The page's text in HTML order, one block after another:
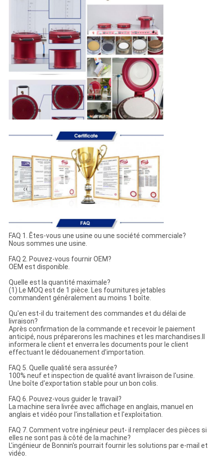
FAQ 1. Êtes-vous une usine ou une société commerciale?
Nous sommes une usine.
FAQ 2. Pouvez-vous fournir OEM?
OEM est disponible.
Quelle est la quantité maximale?
(1) Le MOQ est de 1 pièce. Les fournitures jetables
commandent généralement au moins 1 boîte.
Qu'en est-il du traitement des commandes et du délai de
livraison?
Après confirmation de la commande et recevoir le paiement
anticipé, nous préparerons les machines et les marchandises.Il
informera le client et enverra les documents pour le client
effectuant le dédouanement d'importation.
FAQ 5. Quelle qualité sera assurée?
100% neuf et inspection de qualité avant livraison de l'usine.
Une boîte d'exportation stable pour un bon colis.
FAQ 6. Pouvez-vous guider le travail?
La machine sera livrée avec affichage en anglais, manuel en
anglais et vidéo pour l'installation et l'exploitation.
FAQ 7. Comment votre ingénieur peut- il remplacer des pièces si
elles ne sont pas à côté de la machine?
L'ingénieur de Bonnin's pourrait fournir les solutions par e-mail et
vidéo.